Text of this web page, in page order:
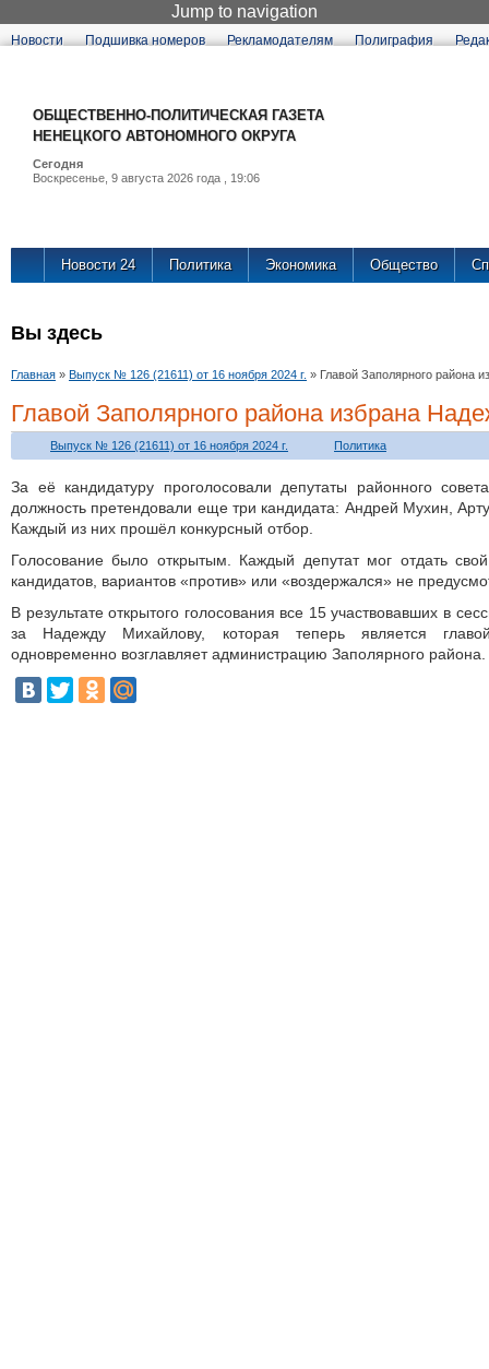
Jump to navigation
Новости Подшивка номеров Рекламодателям Полиграфия
ОБЩЕСТВЕННО-ПОЛИТИЧЕСКАЯ ГАЗЕТА
НЕНЕЦКОГО АВТОНОМНОГО ОКРУГА
Сегодня
Воскресенье, 9 августа 2026 года , 19:06
Новости 24 Политика Экономика Общество
Вы здесь
Главная » Выпуск № 126 (21611) от 16 ноября 2024 г. » Главой Заполярного района
Главой Заполярного района избрана
Выпуск № 126 (21611) от 16 ноября 2024 г. Политика
За её кандидатуру проголосовали депутаты районного
должность претендовали еще три кандидата: Андрей Мухин,
Каждый из них прошёл конкурсный отбор.
Голосование было открытым. Каждый депутат мог отдать
кандидатов, вариантов «против» или «воздержался» не
В результате открытого голосования все 15 участвовавших в
за Надежду Михайлову, которая теперь является
одновременно возглавляет администрацию Заполярного района.